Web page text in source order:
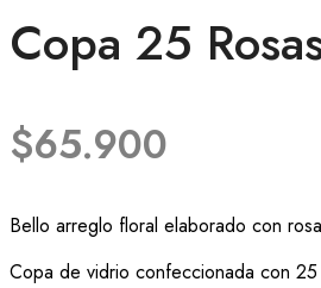
Copa 25
$65.900
Bello arreglo floral elaborado con
Copa de vidrio confeccionada con 25